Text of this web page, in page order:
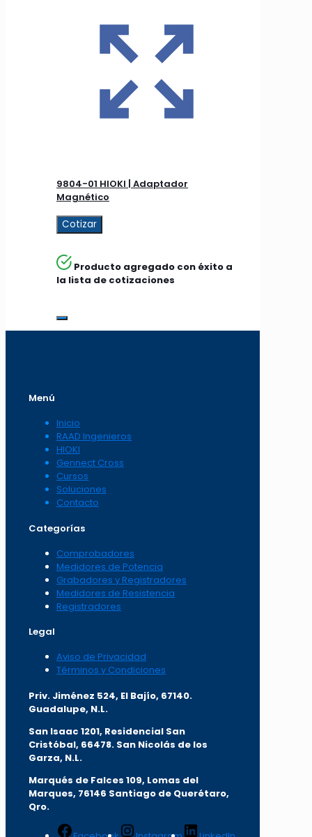
9804-01 HIOKI | Adaptador
Magnético
Cotizar
Producto agregado con éxito a
la lista de cotizaciones
Menú
Inicio
RAAD Ingenieros
HIOKI
Gennect Cross
Cursos
Soluciones
Contacto
Categorías
Comprobadores
Medidores de Potencia
Grabadores y Registradores
Medidores de Resistencia
Registradores
Legal
Aviso de Privacidad
Términos y Condiciones
Priv. Jiménez 524, El Bajío, 67140.
Guadalupe, N.L.
San Isaac 1201, Residencial San
Cristóbal, 66478. San Nicolás de los
Garza, N.L.
Marqués de Falces 109, Lomas del
Marques, 76146 Santiago de Querétaro,
Qro.